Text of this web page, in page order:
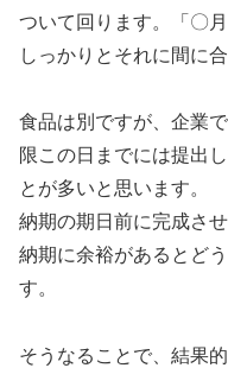
ついて回ります。「〇
しっかりとそれに間に
食品は別ですが、企業
限この日までには提出
とが多いと思います。
納期の期日前に完成さ
納期に余裕があるとど
す。
そうなることで、結果